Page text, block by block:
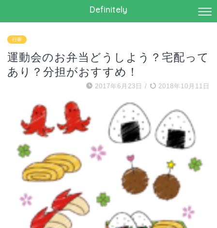
Definitely
行事
運動会のお弁当どうしよう？宅配って
あり？分担がおすすめ！
2017年6月23日 / 2018年10月11日